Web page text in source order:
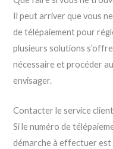
Il peut arriver que vous
de télépaiement pour
plusieurs solutions
nécessaire et procéder
envisager.
Contacter le service
Si le numéro de
démarche à effectuer